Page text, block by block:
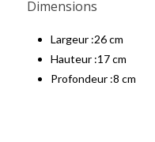
Dimensions
Largeur :26 cm
Hauteur :17 cm
Profondeur :8 cm